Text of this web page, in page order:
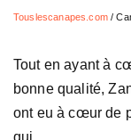
Touslescanapes.com/
Tout en ayant à
bonne qualité,
ont eu à cœur de
qui